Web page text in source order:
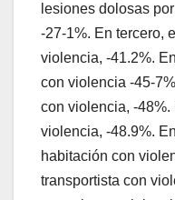
lesiones dolosas
-27-1%. En tercero,
violencia, -41.2%.
con violencia -45-
con violencia, -48%.
violencia, -48.9%.
habitación con
transportista con